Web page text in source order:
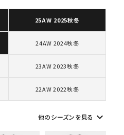
パーカー・クルーネック
25AW 2025秋冬
24AW 2024秋冬
23AW 2023秋冬
22AW 2022秋冬
他のシーズンを見る keyboard_arrow_down